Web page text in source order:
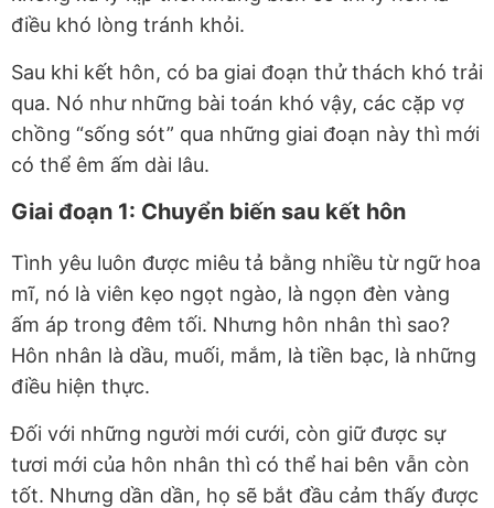
điều khó lòng tránh khỏi.
Sau khi kết hôn, có ba giai đoạn thử thách khó trải
qua. Nó như những bài toán khó vậy, các cặp vợ
chồng “sống sót” qua những giai đoạn này thì mới
có thể êm ấm dài lâu.
Giai đoạn 1: Chuyển biến sau kết hôn
Tình yêu luôn được miêu tả bằng nhiều từ ngữ hoa
mĩ, nó là viên kẹo ngọt ngào, là ngọn đèn vàng
ấm áp trong đêm tối. Nhưng hôn nhân thì sao?
Hôn nhân là dầu, muối, mắm, là tiền bạc, là những
điều hiện thực.
Đối với những người mới cưới, còn giữ được sự
tươi mới của hôn nhân thì có thể hai bên vẫn còn
tốt. Nhưng dần dần, họ sẽ bắt đầu cảm thấy được